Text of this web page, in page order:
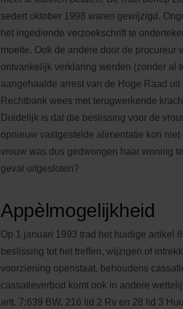
sedert oktober 1998 waren gewijzigd.
het ingediende verzoekschrift te
moeite. Ook de andere door de
ontvankelijk verklaring werden (zonder al
aangehaalde arrest van de Hoge Raad
Rechtbank wees met terugwerkende
Duidelijk is dat die beslissing voor de
opnieuw vastgestelde alimentatie kon
vrouw was dus gedwongen haar woning
geval uitgesloten?
Appèlmogelijkheid
Op 1 januari 1993 trad het huidige artikel
beslissing tot het treffen, wijzigen of
voorziening openstaat, behoudens
cassatieverbod komt ook in andere
artt. 7:639 BW, 216 lid 2 Rv en 28 lid 3